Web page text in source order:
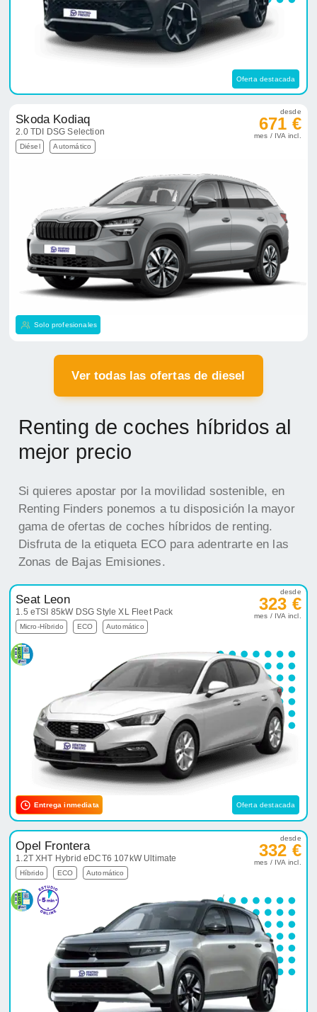
Oferta destacada
Skoda Kodiaq
2.0 TDI DSG Selection
Diésel Automático
desde
671 €
mes / IVA incl.
Solo profesionales
Ver todas las ofertas de diesel
Renting de coches híbridos al
mejor precio
Si quieres apostar por la movilidad sostenible, en
Renting Finders ponemos a tu disposición la mayor
gama de ofertas de coches híbridos de renting.
Disfruta de la etiqueta ECO para adentrarte en las
Zonas de Bajas Emisiones.
Seat Leon
1.5 eTSI 85kW DSG Style XL Fleet Pack
Micro-Híbrido ECO Automático
desde
323 €
mes / IVA incl.
Entrega inmediata Oferta destacada
Opel Frontera
1.2T XHT Hybrid eDCT6 107kW Ultimate
Híbrido ECO Automático
desde
332 €
mes / IVA incl.